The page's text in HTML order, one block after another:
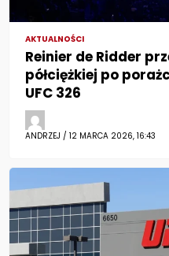
AKTUALNOŚCI
Reinier de Ridder
półciężkiej po
UFC 326
ANDRZEJ / 12 MARCA 2026, 16:43